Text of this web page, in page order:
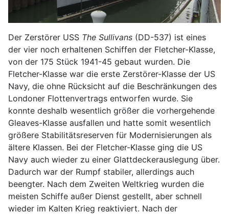
Der Zerstörer USS The Sullivans (DD-537) ist eines
der vier noch erhaltenen Schiffen der Fletcher-Klasse,
von der 175 Stück 1941-45 gebaut wurden. Die
Fletcher-Klasse war die erste Zerstörer-Klasse der US
Navy, die ohne Rücksicht auf die Beschränkungen des
Londoner Flottenvertrags entworfen wurde. Sie
konnte deshalb wesentlich größer die vorhergehende
Gleaves-Klasse ausfallen und hatte somit wesentlich
größere Stabilitätsreserven für Modernisierungen als
ältere Klassen. Bei der Fletcher-Klasse ging die US
Navy auch wieder zu einer Glattdeckerauslegung über.
Dadurch war der Rumpf stabiler, allerdings auch
beengter. Nach dem Zweiten Weltkrieg wurden die
meisten Schiffe außer Dienst gestellt, aber schnell
wieder im Kalten Krieg reaktiviert. Nach der